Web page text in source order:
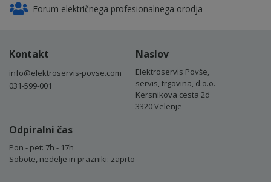
Forum električnega profesionalnega orodja
Kontakt
info@elektroservis-povse.com
031-599-001
Naslov
Elektroservis Povše,
servis, trgovina, d.o.o.
Kersnikova cesta 2d
3320 Velenje
Odpiralni čas
Pon - pet: 7h - 17h
Sobote, nedelje in prazniki: zaprto